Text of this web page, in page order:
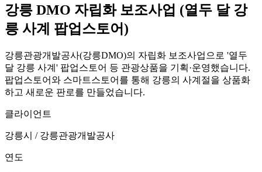
강릉 DMO 자립화 보조사업 (열두 달 강
릉 사계 팝업스토어)
강릉관광개발공사(강릉DMO)의 자립화 보조사업으로 '열두
달 강릉 사계' 팝업스토어 등 관광상품을 기획·운영했습니다.
팝업스토어와 스마트스토어를 통해 강릉의 사계절을 상품화
하고 새로운 판로를 만들었습니다.
클라이언트
강릉시 / 강릉관광개발공사
연도